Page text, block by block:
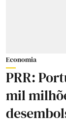
Economia
PRR:
mil